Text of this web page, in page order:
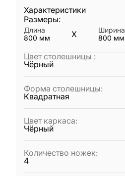
Характеристики
Размеры:
Длина
800 мм X
Ширина
800 мм
Цвет столешницы :
Чёрный
Форма столешницы:
Квадратная
Цвет каркаса:
Чёрный
Количество ножек:
4